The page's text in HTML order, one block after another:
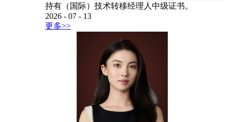
持有（国际）技术转移经理人中级证书。
2026 - 07 - 13
更多>>